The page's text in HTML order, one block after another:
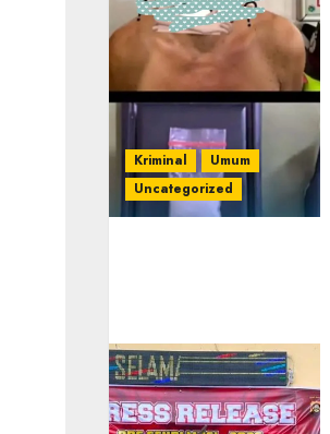
Kriminal
Umum
Uncategorized